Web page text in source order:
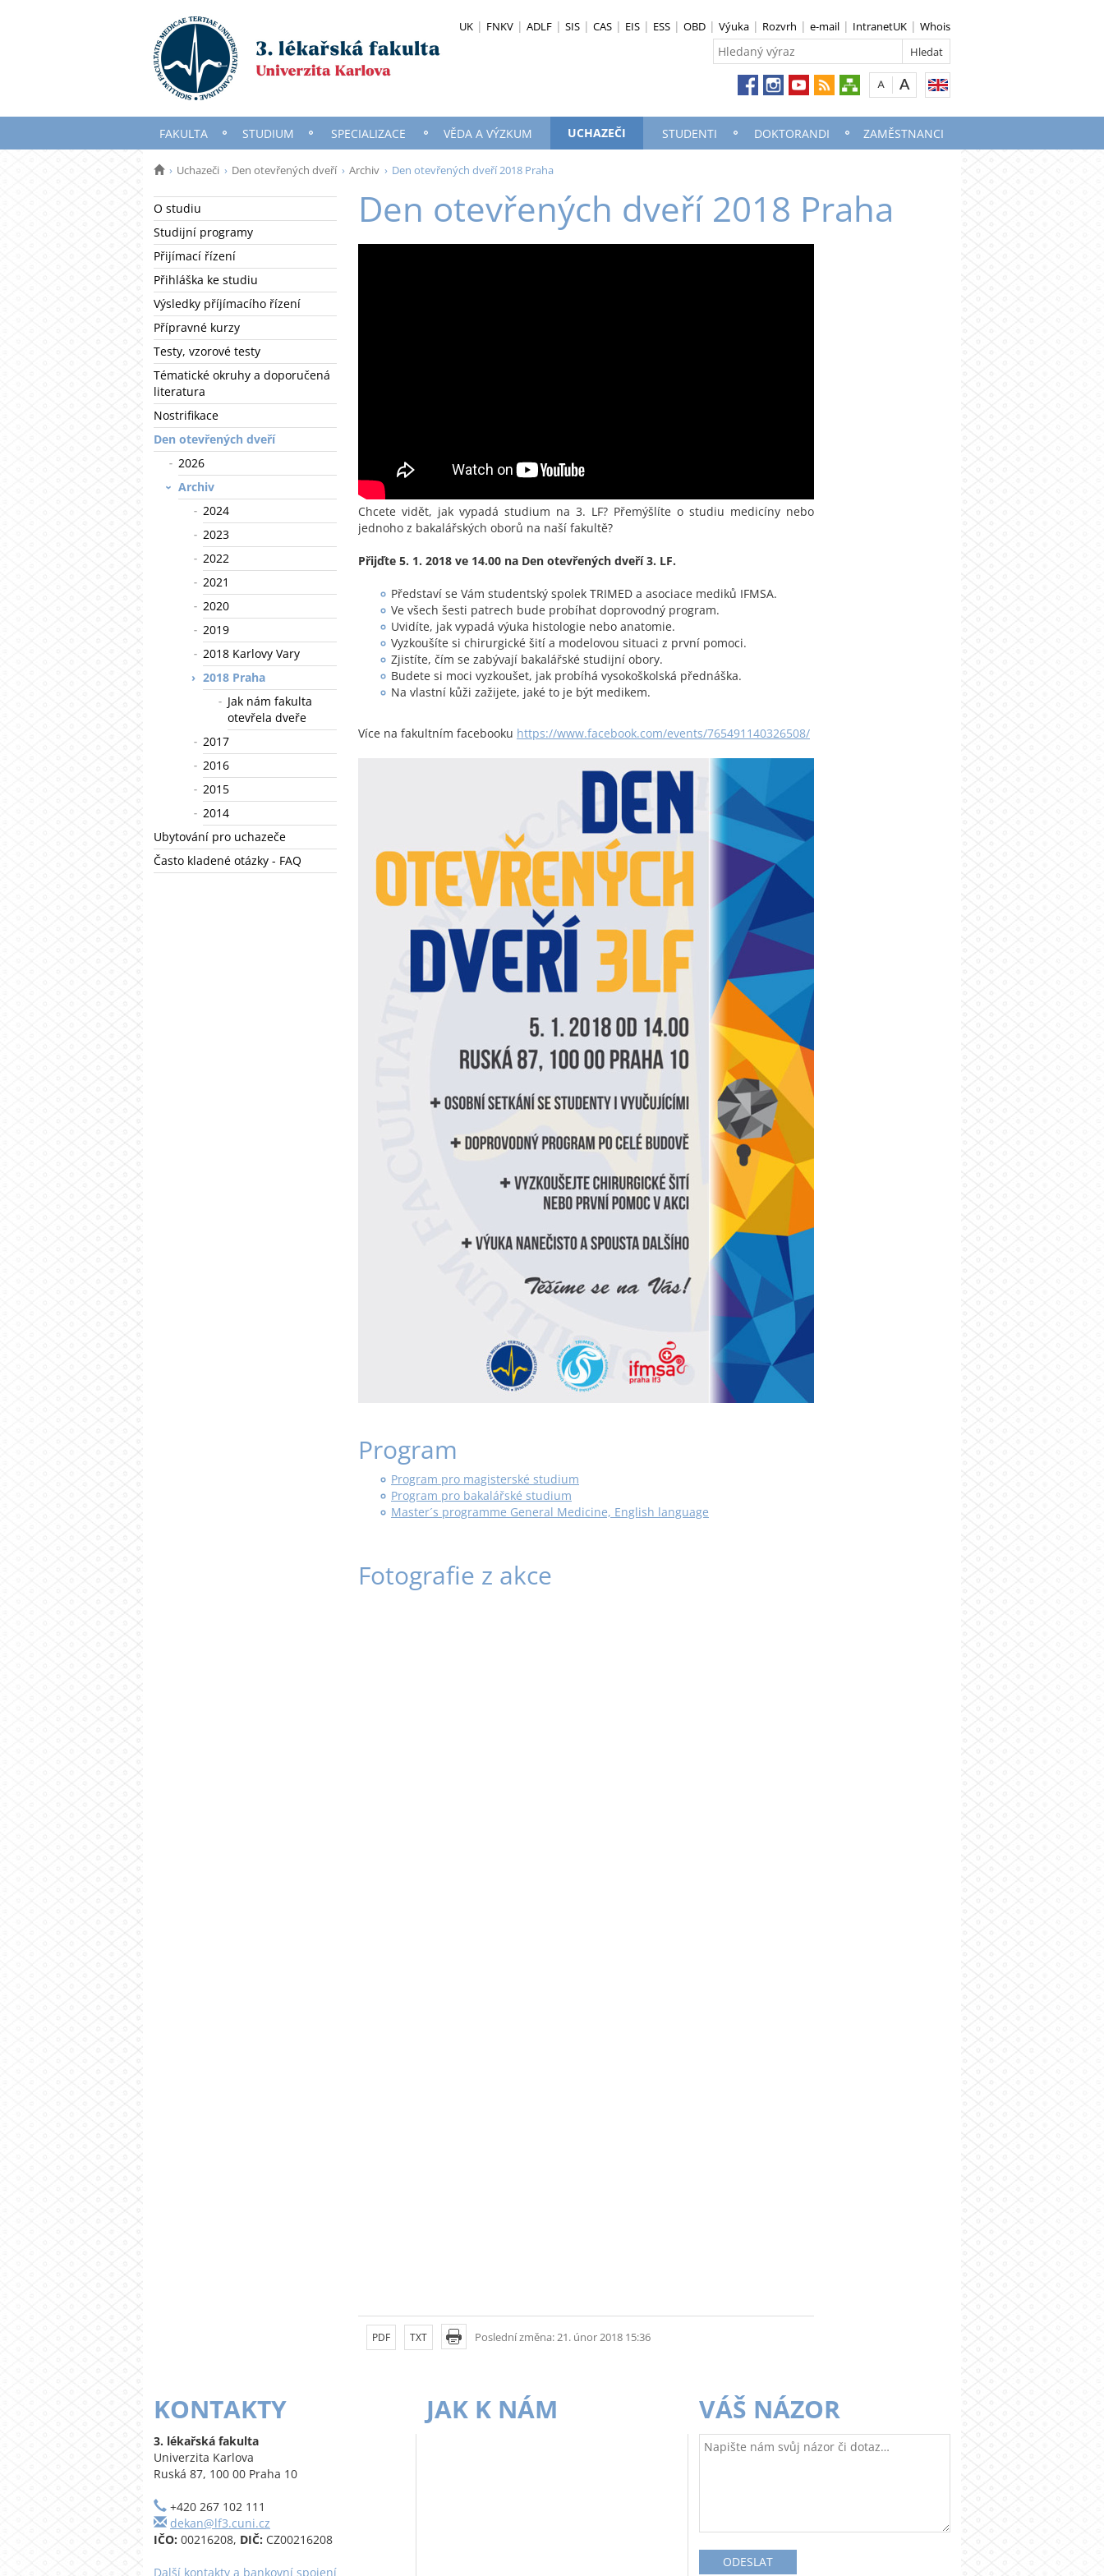
UK FNKV ADLF SIS CAS EIS ESS OBD Výuka Rozvrh e-mail IntranetUK Whois
FAKULTA STUDIUM SPECIALIZACE VĚDA A VÝZKUM UCHAZEČI STUDENTI DOKTORANDI ZAMĚSTNANCI
Uchazeči Den otevřených dveří Archiv Den otevřených dveří 2018 Praha
O studiu
Studijní programy
Přijímací řízení
Přihláška ke studiu
Výsledky příjímacího řízení
Přípravné kurzy
Testy, vzorové testy
Tématické okruhy a doporučená
literatura
Nostrifikace
Den otevřených dveří
2026
Archiv
2024
2023
2022
2021
2020
2019
2018 Karlovy Vary
2018 Praha
Jak nám fakulta
otevřela dveře
2017
2016
2015
2014
Ubytování pro uchazeče
Často kladené otázky - FAQ
Den otevřených dveří 2018 Praha
Chcete vidět, jak vypadá studium na 3. LF? Přemýšlíte o studiu medicíny nebo
jednoho z bakalářských oborů na naší fakultě?
Přijďte 5. 1. 2018 ve 14.00 na Den otevřených dveří 3. LF.
Představí se Vám studentský spolek TRIMED a asociace mediků IFMSA.
Ve všech šesti patrech bude probíhat doprovodný program.
Uvidíte, jak vypadá výuka histologie nebo anatomie.
Vyzkoušíte si chirurgické šití a modelovou situaci z první pomoci.
Zjistíte, čím se zabývají bakalářské studijní obory.
Budete si moci vyzkoušet, jak probíhá vysokoškolská přednáška.
Na vlastní kůži zažijete, jaké to je být medikem.
Více na fakultním facebooku https://www.facebook.com/events/765491140326508/
Program
Program pro magisterské studium
Program pro bakalářské studium
Master´s programme General Medicine, English language
Fotografie z akce
Poslední změna: 21. únor 2018 15:36
PDF TXT
KONTAKTY
3. lékařská fakulta
Univerzita Karlova
Ruská 87, 100 00 Praha 10
+420 267 102 111
dekan@lf3.cuni.cz
IČO: 00216208, DIČ: CZ00216208
Další kontakty a bankovní spojení
JAK K NÁM VÁŠ NÁZOR